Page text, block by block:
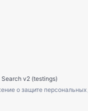
Search v2 (testings)
о защите персональных